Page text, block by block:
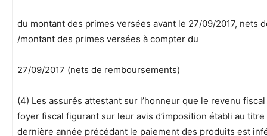
du montant des primes versées avant le 27/09/2017, nets
/montant des primes versées à compter du
27/09/2017 (nets de remboursements)
(4) Les assurés attestant sur l’honneur que le revenu
foyer fiscal figurant sur leur avis d’imposition établi au titre
dernière année précédant le paiement des produits est